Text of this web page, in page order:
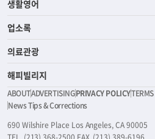
생활영어
업소록
의료관광
해피빌리지
ABOUTADVERTISINGPRIVACY POLICY
News Tips & Corrections
690 Wilshire Place Los Angeles, CA 90005